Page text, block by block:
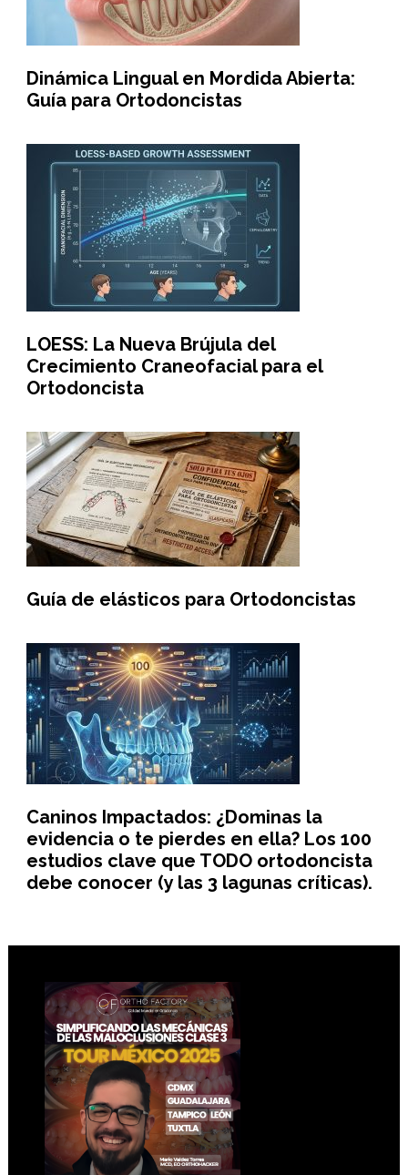
Dinámica Lingual en Mordida Abierta:
Guía para Ortodoncistas
LOESS: La Nueva Brújula del
Crecimiento Craneofacial para el
Ortodoncista
Guía de elásticos para Ortodoncistas
Caninos Impactados: ¿Dominas la
evidencia o te pierdes en ella? Los 100
estudios clave que TODO ortodoncista
debe conocer (y las 3 lagunas críticas).
Footer